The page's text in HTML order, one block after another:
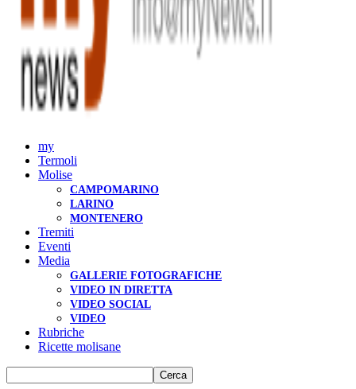
my
Termoli
Molise
CAMPOMARINO
LARINO
MONTENERO
Tremiti
Eventi
Media
GALLERIE FOTOGRAFICHE
VIDEO IN DIRETTA
VIDEO SOCIAL
VIDEO
Rubriche
Ricette molisane